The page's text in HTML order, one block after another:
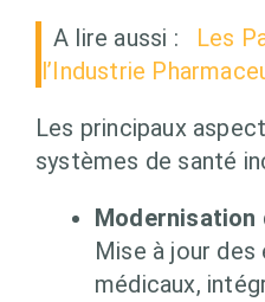
A lire aussi :
Les
l’Industrie
Les principaux
systèmes de santé
Mise à jour
médicaux,